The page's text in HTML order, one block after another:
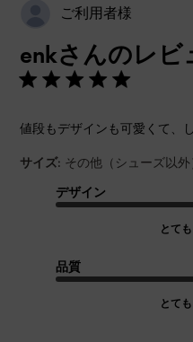
ご利用者様
enkさんのレビ
値段もデザインも可愛くて、
サイズ: その他（シューズ以外
デザイン
とて
品質
とて